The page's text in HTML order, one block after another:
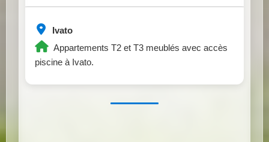
Ivato
Appartements T2 et T3 meublés avec accès
piscine à Ivato.